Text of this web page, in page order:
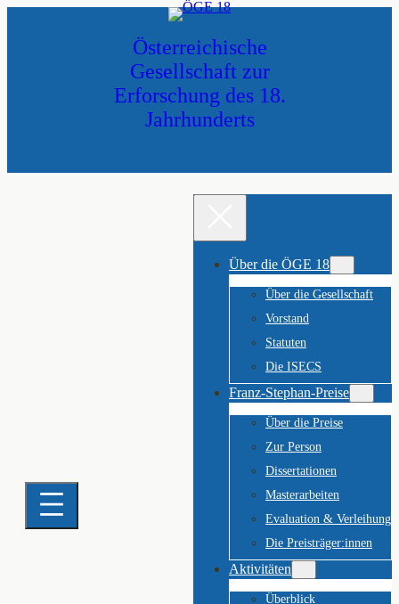
Österreichische
Gesellschaft zur
Erforschung des 18.
Jahrhunderts
Über die ÖGE 18
Über die Gesellschaft
Vorstand
Statuten
Die ISECS
Franz-Stephan-Preise
Über die Preise
Zur Person
Dissertationen
Masterarbeiten
Evaluation & Verleihung
Die Preisträger:innen
Aktivitäten
Überblick